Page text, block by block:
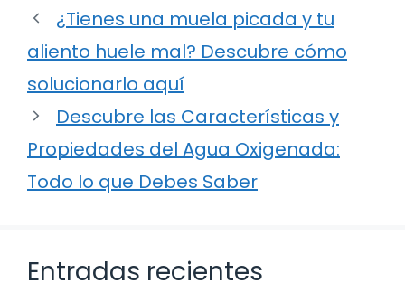
¿Tienes una muela picada y tu
aliento huele mal? Descubre cómo
solucionarlo aquí
Descubre las Características y
Propiedades del Agua Oxigenada:
Todo lo que Debes Saber
Entradas recientes